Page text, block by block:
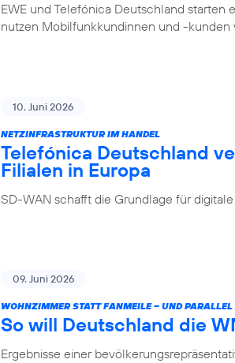
EWE und Telefónica Deutschland
nutzen Mobilfunkkundinnen und -kunden
10. Juni 2026
NETZINFRASTRUKTUR IM HANDEL
Telefónica Deutschland
Filialen in Europa
SD-WAN schafft die Grundlage für
09. Juni 2026
WOHNZIMMER STATT FANMEILE – UND
So will Deutschland die
Ergebnisse einer